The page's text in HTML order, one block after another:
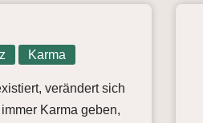
Karma
verändert sich
Karma geben,